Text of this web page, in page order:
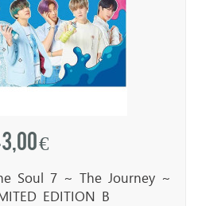
€
Soul 7 ~ The Journey ~
EDITION B